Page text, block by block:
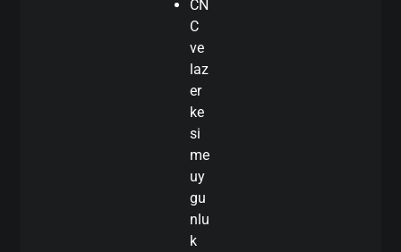
CN
C
ve
laz
er
ke
si
me
uy
gu
nlu
k